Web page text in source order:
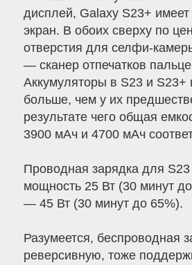
дисплей, Galaxy S23+
экран. В обоих сверху по
отверстия для селфи-
— сканер отпечатков
Аккумуляторы в S23 и S23+
больше, чем у их
результате чего общая
3900 мАч и 4700 мАч
Проводная зарядка для S23
мощность 25 Вт (30 минут
— 45 Вт (30 минут до 65%).
Разумеется, беспроводная
реверсивную, тоже